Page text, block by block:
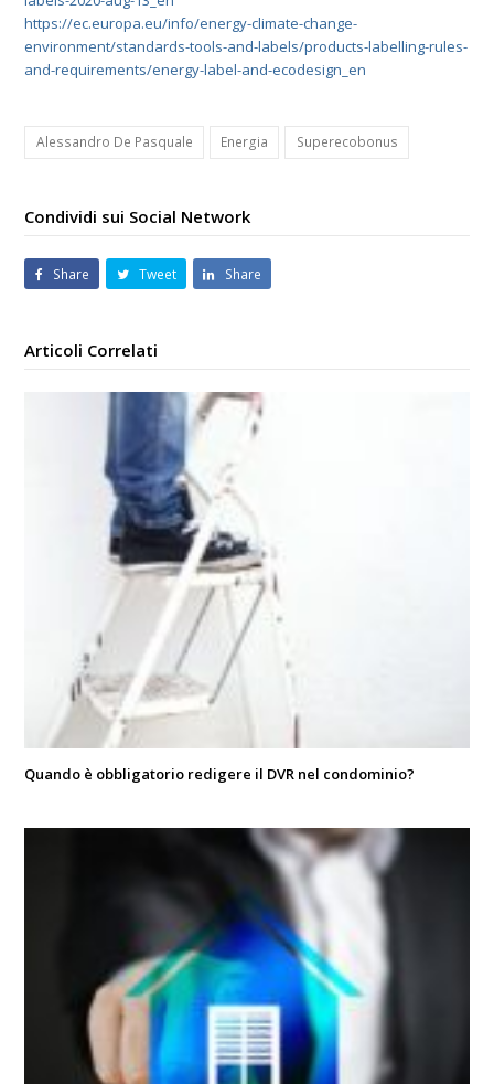
https://ec.europa.eu/info/energy-climate-change-
environment/standards-tools-and-labels/products-labelling-rules-
and-requirements/energy-label-and-ecodesign_en
Alessandro De Pasquale Energia Superecobonus
Condividi sui Social Network
Share Tweet Share
Articoli Correlati
Quando è obbligatorio redigere il DVR nel condominio?